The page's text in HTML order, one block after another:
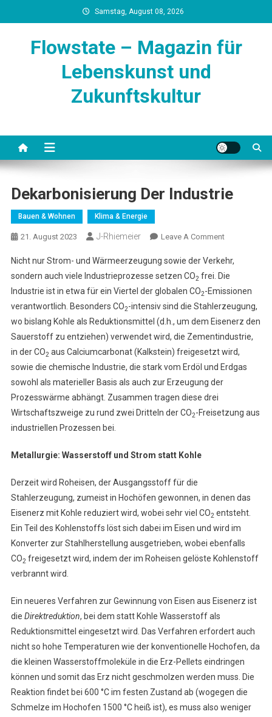
to
Samstag, August 08, 2026
Flowstate – Magazin für
Lebenskunst und
Zukunftskultur
Dekarbonisierung Der Industrie
Bauen & Wohnen Klima & Energie
21. August 2023 J-Rhiemeier Leave A CommentOn
Der
Industrie
Nicht nur Strom- und Wärmeerzeugung sowie der Verkehr,
sondern auch viele Industrieprozesse setzen CO2 frei. Die
Industrie ist in etwa für ein Viertel der globalen CO2-Emissionen
verantwortlich. Besonders CO2-intensiv sind die Stahlerzeugung,
wo bislang Kohle als Reduktionsmittel (d.h., um dem Eisenerz den
Sauerstoff zu entziehen) verwendet wird, die Zementindustrie,
in der CO2 aus Calciumcarbonat (Kalkstein) freigesetzt wird,
sowie die chemische Industrie, die stark vom Erdöl und Erdgas
sowohl als materieller Basis als auch zur Erzeugung der
Prozesswärme abhängt. Zusammen tragen diese drei
Wirtschaftszweige zu rund zwei Dritteln der CO2-Freisetzung aus
industriellen Prozessen bei.
Metallurgie: Wasserstoff und Strom statt Kohle
Derzeit wird Roheisen, der Ausgangsstoff für die
Stahlerzeugung, zumeist in Hochöfen gewonnen, in denen das
Eisenerz mit Kohle reduziert wird, wobei sehr viel CO2 entsteht.
Ein Teil des Kohlenstoffs löst sich dabei im Eisen und wird im
Konverter zur Stahlherstellung ausgetrieben, wobei ebenfalls
CO2 freigesetzt wird, indem der im Roheisen gelöste Kohlenstoff
verbrannt wird.
Ein neueres Verfahren zur Gewinnung von Eisen aus Eisenerz ist
die Direktreduktion, bei dem statt Kohle Wasserstoff als
Reduktionsmittel eingesetzt wird. Das Verfahren erfordert auch
nicht so hohe Temperaturen wie der konventionelle Hochofen, da
die kleinen Wasserstoffmoleküle in die Erz-Pellets eindringen
können und somit das Erz nicht geschmolzen werden muss. Die
Reaktion findet bei 600 °C im festen Zustand ab (wogegen die
Schmelze im Hochofen 1500 °C heiß ist), es muss also weniger